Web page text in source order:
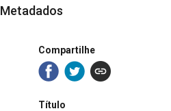
Metadados
Compartilhe
Título